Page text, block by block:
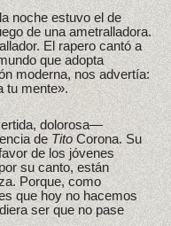
noche estuvo el de
de una ametralladora.
El rapero cantó a
que adopta
moderna, nos advertía:
tu mente».
dolorosa—
deTitoCorona. Su
de los jóvenes
su canto, están
Porque, como
que hoy no hacemos
ser que no pase